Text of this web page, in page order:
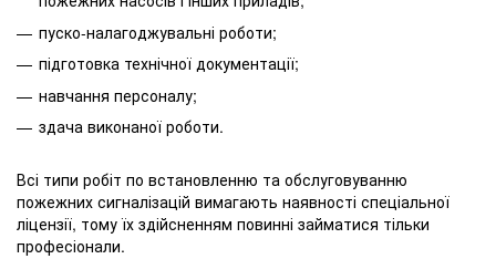
пуско-налагоджувальні роботи;
підготовка технічної документації;
навчання персоналу;
здача виконаної роботи.
Всі типи робіт по встановленню та обслуговуванню
пожежних сигналізацій вимагають наявності спеціальної
ліцензії, тому їх здійсненням повинні займатися тільки
професіонали.